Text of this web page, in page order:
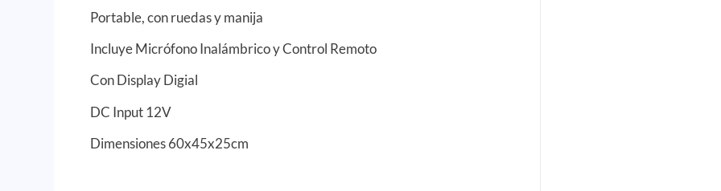
Portable, con ruedas y manija
Incluye Micrófono Inalámbrico y Control Remoto
Con Display Digial
DC Input 12V
Dimensiones 60x45x25cm